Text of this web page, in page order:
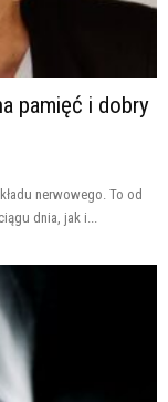
pamięć i dobry
nerwowego. To od
dnia, jak i...